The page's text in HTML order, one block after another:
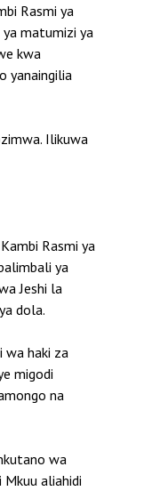
Rasmi ya
ya matumizi ya
kwa
yanaingilia
Ilikuwa
Rasmi ya
ya
Jeshi la
dola.
wa haki za
migodi
na
wa
aliahidi